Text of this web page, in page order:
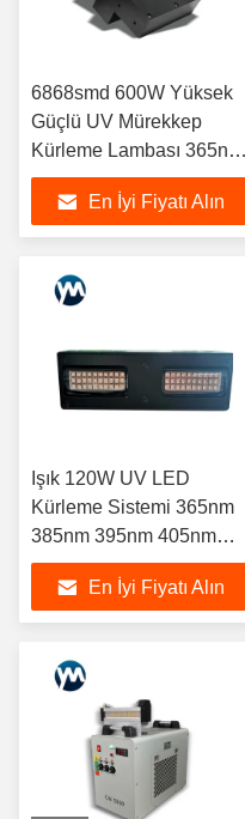
6868smd 600W Yüksek
Güçlü UV Mürekkep
Kürleme Lambası 365nm
385nm 395nm 405nm
En İyi Fiyatı Alın
Işık 120W UV LED
Kürleme Sistemi 365nm
385nm 395nm 405nm
Hava Soğutmalı
En İyi Fiyatı Alın